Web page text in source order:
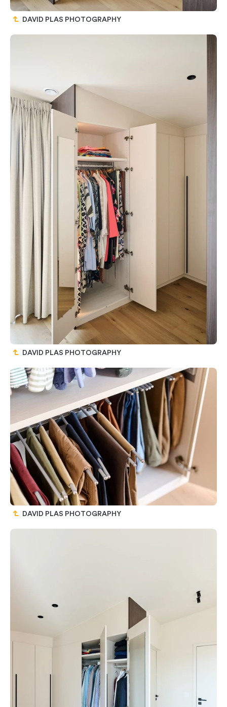
DAVID PLAS PHOTOGRAPHY
DAVID PLAS PHOTOGRAPHY
DAVID PLAS PHOTOGRAPHY